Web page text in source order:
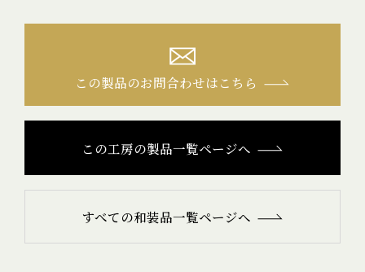
この製品のお問合わせはこちら
この工房の製品一覧ページへ
すべての和装品一覧ページへ